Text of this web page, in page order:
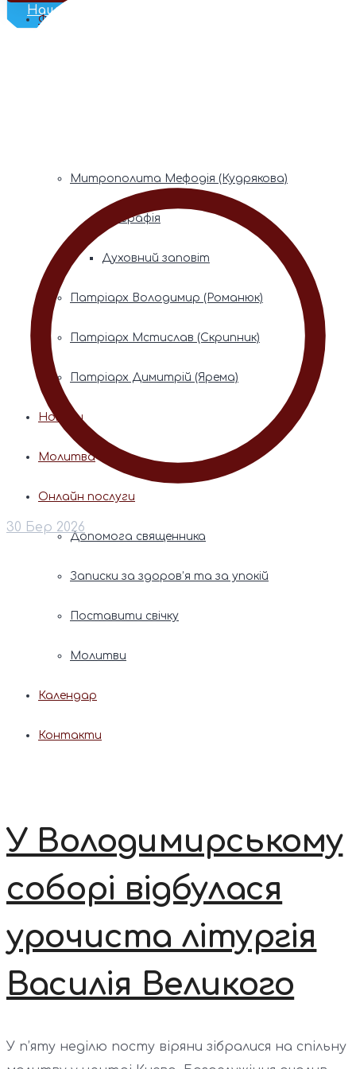
Наш Телеграм
Фонди пам’яті
Митрополита Мефодія (Кудрякова)
Біографія
Духовний заповіт
Патріарх Володимир (Романюк)
Патріарх Мстислав (Скрипник)
Патріарх Димитрій (Ярема)
Новини
Молитва
Онлайн послуги
Допомога священника
Записки за здоров’я та за упокій
Поставити свічку
Молитви
Календар
Контакти
30 Бер 2026
У Володимирському
соборі відбулася
урочиста літургія
Василія Великого
У п’яту неділю посту віряни зібралися на спільну